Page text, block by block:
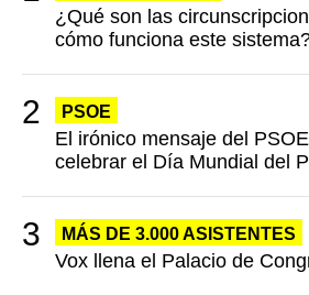
¿Qué son las
cómo funciona este
PSOE
El irónico mensaje del
celebrar el Día Mundial del
MÁS DE 3.000 ASISTENTES
Vox llena el Palacio de